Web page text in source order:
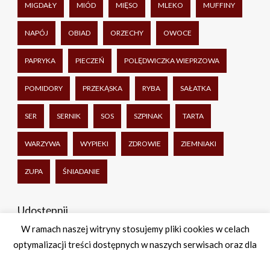
MIGDAŁY MIÓD MIĘSO MLEKO MUFFINY
NAPÓJ OBIAD ORZECHY OWOCE
PAPRYKA PIECZEŃ POLĘDWICZKA WIEPRZOWA
POMIDORY PRZEKĄSKA RYBA SAŁATKA
SER SERNIK SOS SZPINAK TARTA
WARZYWA WYPIEKI ZDROWIE ZIEMNIAKI
ZUPA ŚNIADANIE
Udostępnij
Facebook
TwitterWhatsApp
Share
W ramach naszej witryny stosujemy pliki cookies w celach
optymalizacji treści dostępnych w naszych serwisach oraz dla